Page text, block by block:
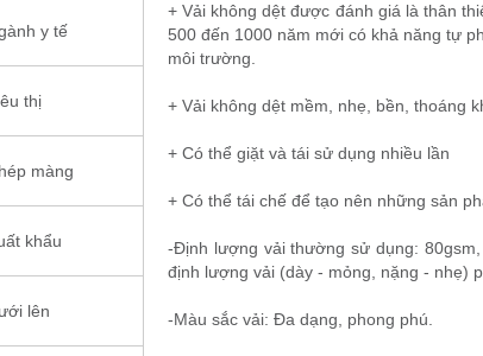
y tế
thị
màng
khẩu
lên
+ Vải không dệt được đánh giá là thân
500 đến 1000 năm mới có khả năng tự
môi trường.
+ Vải không dệt mềm, nhẹ, bền, thoáng
+ Có thể giặt và tái sử dụng nhiều lần
+ Có thể tái chế để tạo nên những sản
-Định lượng vải thường sử dụng:
định lượng vải (dày - mỏng, nặng - nhẹ)
-Màu sắc vải: Đa dạng, phong phú.